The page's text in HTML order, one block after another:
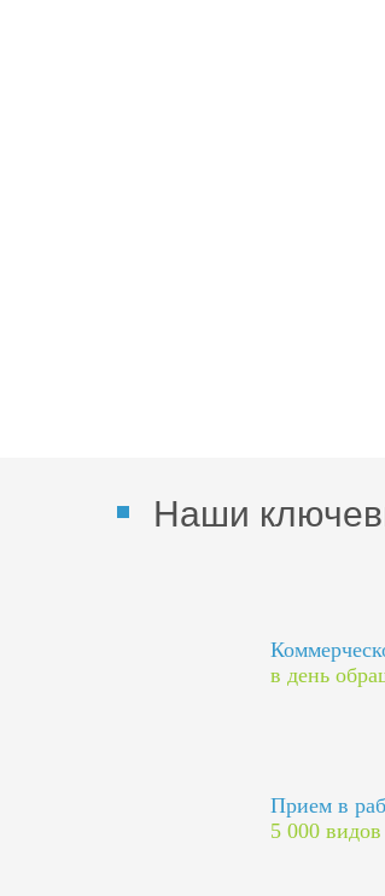
Наши
в день
Прием в
5 000 видов